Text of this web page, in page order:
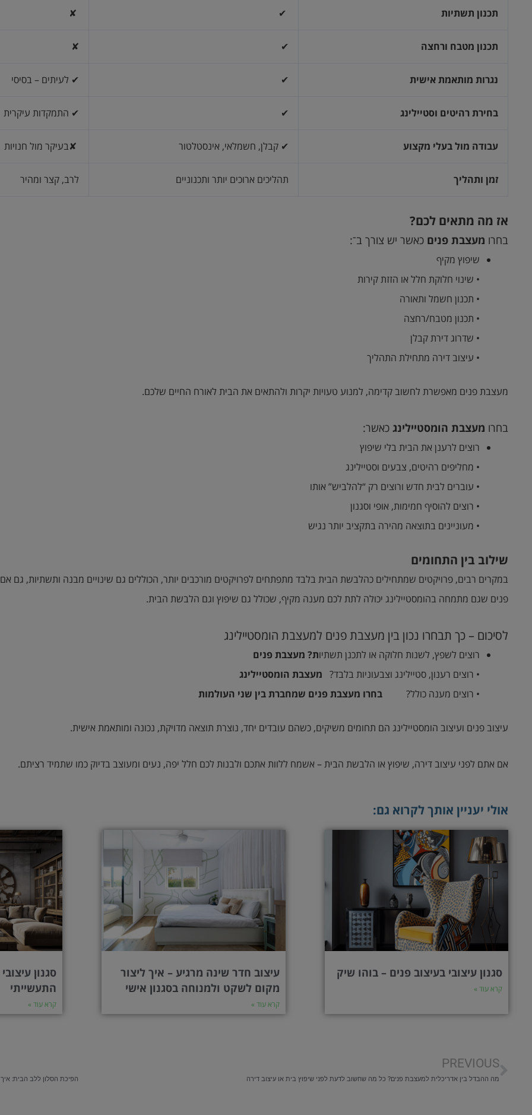
תכנון תשתיות ✔
✘
תכנון מטבח ורחצה ✔
✘
נגרות מותאמת אישית ✔ ✔ לעיתים – בסיסי
בחירת רהיטים וסטיילינג ✔ ✔ התמקדות עיקרית
עבודה מול בעלי מקצוע ✔ קבלן, חשמלאי, אינסטלטור ✘בעיקר מול חנויות
זמן ותהליך תהליכים ארוכים יותר ותכנוניים לרב, קצר ומהיר
אז מה מתאים לכם?
בחרו מעצבת פנים כאשר יש צורך ב־:
שיפוץ מקיף
• שינוי חלוקת חלל או הזזת קירות
• תכנון חשמל ותאורה
• תכנון מטבח/רחצה
• שדרוג דירת קבלן
• עיצוב דירה מתחילת התהליך
מעצבת פנים מאפשרת לחשוב קדימה, למנוע טעויות יקרות ולהתאים את הבית לאורח החיים שלכם.
בחרו מעצבת הומסטיילינג כאשר:
רוצים לרענן את הבית בלי שיפוץ
• מחליפים רהיטים, צבעים וסטיילינג
• עוברים לבית חדש ורוצים רק “להלביש” אותו
• רוצים להוסיף חמימות, אופי וסגנון
• מעוניינים בתוצאה מהירה בתקציב יותר נגיש
שילוב בין התחומים
במקרים רבים, פרויקטים שמתחילים כהלבשת הבית בלבד מתפתחים לפרויקטים מורכבים יותר, הכוללים גם שינויים מבנה ותשתיות, גם
פנים שגם מתמחה בהומסטיילינג יכולה לתת לכם מענה מקיף, שכולל גם שיפוץ וגם הלבשת הבית.
לסיכום – כך תבחרו נכון בין מעצבת פנים למעצבת הומסטיילינג
רוצים לשפץ, לשנות חלוקה או לתכנן תשתיות? מעצבת פנים
• רוצים רענון, סטיילינג וצבעוניות בלבד? מעצבת הומסטיילינג
• רוצים מענה כולל? בחרו מעצבת פנים שמחברת בין שני העולמות
עיצוב פנים ועיצוב הומסטיילינג הם תחומים משיקים, כשהם עובדים יחד, נוצרת תוצאה מדויקת, נכונה ומותאמת אישית.
אם אתם לפני עיצוב דירה, שיפוץ או הלבשת הבית – אשמח ללוות אתכם ולבנות לכם חלל יפה, נעים ומעוצב בדיוק כמו שתמיד רציתם.
אולי יעניין אותך לקרוא גם:
סגנון עיצובי בעיצוב פנים – בוהו שיק
קרא עוד »
עיצוב חדר שינה מרגיע – איך ליצור
מקום לשקט ולמנוחה בסגנון אישי
קרא עוד »
סגנון
התעשייתי
קרא עוד »
PREVIOUS
מה ההבדל בין אדריכלית למעצבת פנים? כל מה שחשוב לדעת לפני שיפוץ בית או עיצוב דירה הפיכת הסלון ללב הבית: